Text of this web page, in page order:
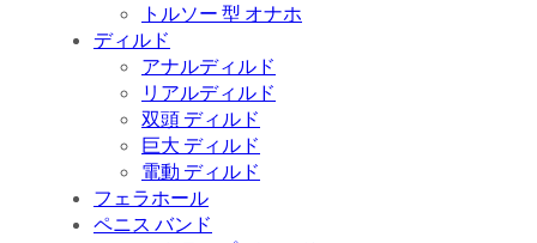
トルソー 型 オナホ
ディルド
アナルディルド
リアルディルド
双頭 ディルド
巨大 ディルド
電動 ディルド
フェラホール
ペニス バンド